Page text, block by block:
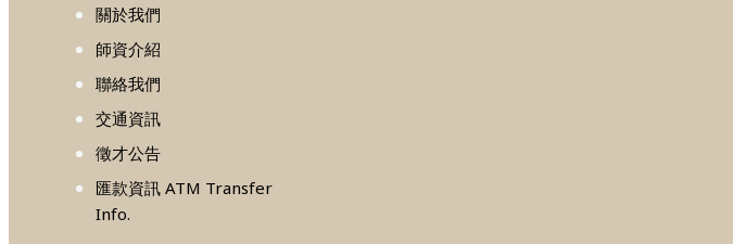
關於我們
師資介紹
聯絡我們
交通資訊
徵才公告
匯款資訊 ATM Transfer
Info.